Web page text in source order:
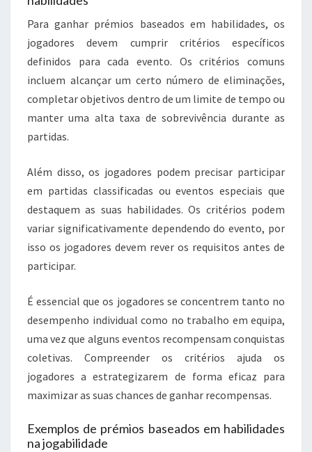
Para ganhar prémios baseados em habilidades, os
jogadores devem cumprir critérios específicos
definidos para cada evento. Os critérios comuns
incluem alcançar um certo número de eliminações,
completar objetivos dentro de um limite de tempo ou
manter uma alta taxa de sobrevivência durante as
partidas.
Além disso, os jogadores podem precisar participar
em partidas classificadas ou eventos especiais que
destaquem as suas habilidades. Os critérios podem
variar significativamente dependendo do evento, por
isso os jogadores devem rever os requisitos antes de
participar.
É essencial que os jogadores se concentrem tanto no
desempenho individual como no trabalho em equipa,
uma vez que alguns eventos recompensam conquistas
coletivas. Compreender os critérios ajuda os
jogadores a estrategizarem de forma eficaz para
maximizar as suas chances de ganhar recompensas.
Exemplos de prémios baseados em habilidades
na jogabilidade